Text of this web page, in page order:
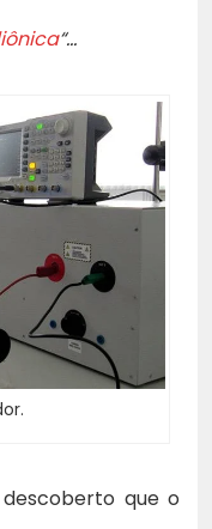
“…
que o